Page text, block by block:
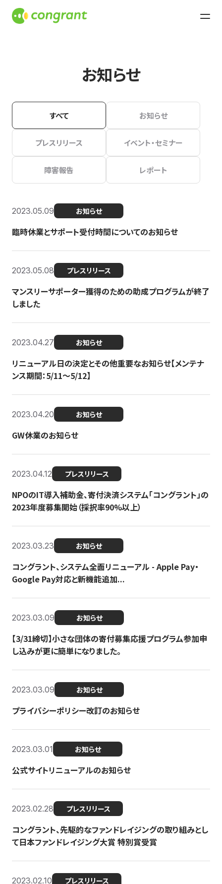
お知らせ
すべて お知らせ
プレスリリース イベント・セミナー
障害報告 レポート
2023.05.09 お知らせ
臨時休業とサポート受付時間についてのお知らせ
2023.05.08 プレスリリース
マンスリーサポーター獲得のための助成プログラムが終了
しました
2023.04.27 お知らせ
リニューアル日の決定とその他重要なお知らせ【メンテナ
ンス期間：5/11～5/12】
2023.04.20 お知らせ
GW休業のお知らせ
2023.04.12 プレスリリース
NPOのIT導入補助金、寄付決済システム「コングラント」の
2023年度募集開始（採択率90%以上）
2023.03.23 お知らせ
コングラント、システム全面リニューアル - Apple Pay・
Google Pay対応と新機能追加...
2023.03.09 お知らせ
【3/31締切】小さな団体の寄付募集応援プログラム参加申
し込みが更に簡単になりました。
2023.03.09 お知らせ
プライバシーポリシー改訂のお知らせ
2023.03.01 お知らせ
公式サイトリニューアルのお知らせ
2023.02.28 プレスリリース
コングラント、先駆的なファンドレイジングの取り組みとし
て日本ファンドレイジング大賞 特別賞受賞
2023.02.10 プレスリリース